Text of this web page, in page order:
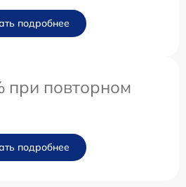
подробнее
при повторном
подробнее